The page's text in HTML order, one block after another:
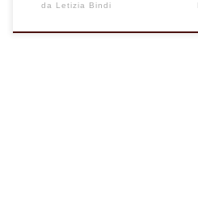
da Letizia Bindi